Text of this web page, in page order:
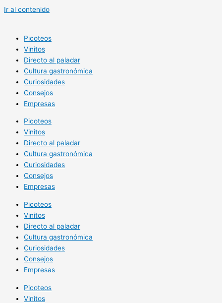
Ir al contenido
Picoteos
Vinitos
Directo al paladar
Cultura gastronómica
Curiosidades
Consejos
Empresas
Picoteos
Vinitos
Directo al paladar
Cultura gastronómica
Curiosidades
Consejos
Empresas
Picoteos
Vinitos
Directo al paladar
Cultura gastronómica
Curiosidades
Consejos
Empresas
Picoteos
Vinitos